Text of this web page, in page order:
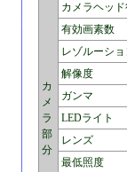
カ
メ
ラ
部
分
カメラヘッド
有効画素数
レゾルーショ
解像度
ガンマ
LEDライト
レンズ
最低照度